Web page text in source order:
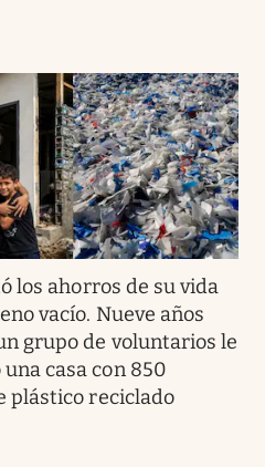
los ahorros de su vida
vacío. Nueve años
grupo de voluntarios le
casa con 850
plástico reciclado